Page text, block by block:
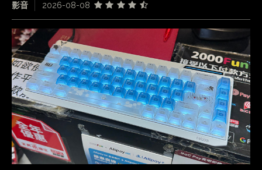
影音 2026-08-08